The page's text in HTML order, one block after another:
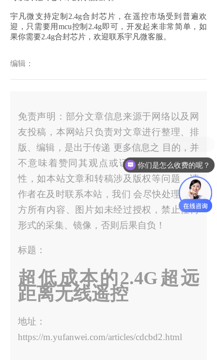
宇凡微支持定制2.4g合封芯片，在遥控市场受到普遍欢
迎，只需要用mcu控制2.4g即可，开发起来非常简单，如
果你需要2.4g合封芯片，欢迎联系宇凡微客服。
编辑：
免责声明：部分文章信息来源于网络以及网
友投稿，本网站只负责对文章进行整理、排
版、编辑，是出于传递 更多信息之 目的，并
不意味着赞同其观点或证实其内容的真实
性，如本站文章和转稿涉及版权等问题，请
作者在及时联系本站，我们 会尽快处理。官
方所有内容、图片如未经过授权，禁止任何
形式的采集、镜像，否则后果自负！
标题：
超低成本的2.4G超远
距离无线遥控
地址：
https://m.yufanwei.com/articles/cdcbd2.html
你们是怎么收费的呢？